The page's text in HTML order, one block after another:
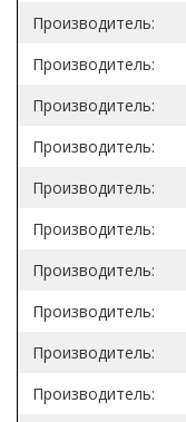
Производитель:
Производитель:
Производитель:
Производитель:
Производитель:
Производитель:
Производитель:
Производитель:
Производитель:
Производитель: